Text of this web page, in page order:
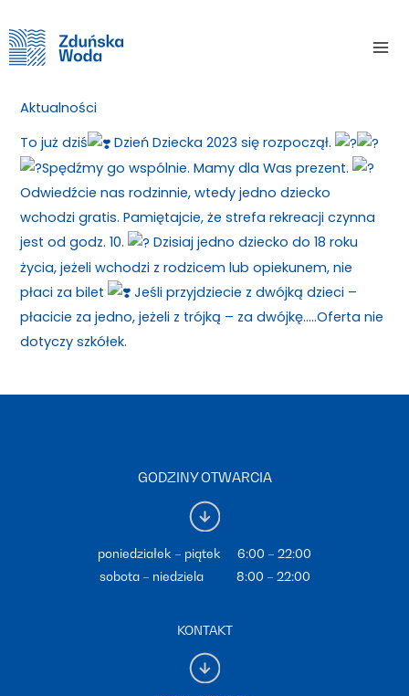
to
content
Aktualności
To już dziś
Dzień Dziecka 2023 się rozpoczął.
Spędźmy go wspólnie. Mamy dla Was prezent.
Odwiedźcie nas rodzinnie, wtedy jedno dziecko
wchodzi gratis. Pamiętajcie, że strefa rekreacji czynna
jest od godz. 10.
Dzisiaj jedno dziecko do 18 roku
życia, jeżeli wchodzi z rodzicem lub opiekunem, nie
płaci za bilet
Jeśli przyjdziecie z dwójką dzieci –
płacicie za jedno, jeżeli z trójką – za dwójkę…..Oferta nie
dotyczy szkółek.
GODZINY OTWARCIA
poniedziałek – piątek 6:00 – 22:00
sobota – niedziela 8:00 – 22:00
KONTAKT